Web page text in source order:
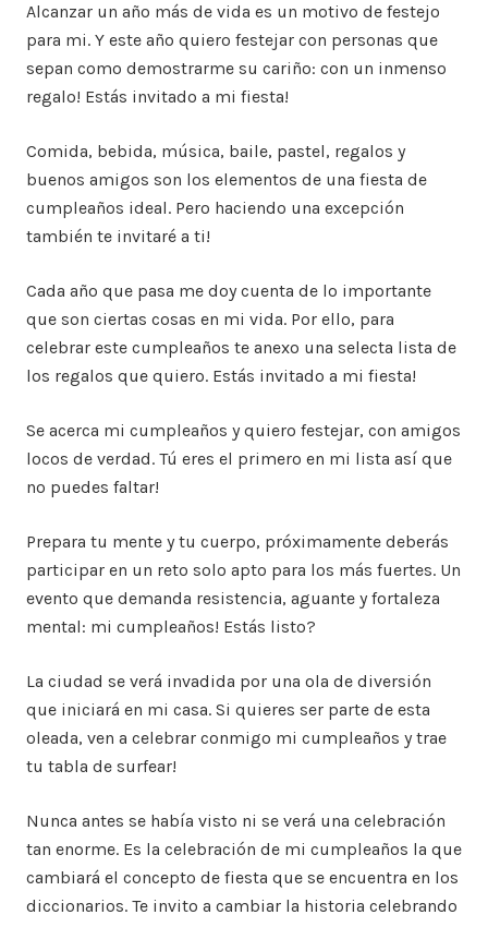
Alcanzar un año más de vida es un motivo de festejo
para mi. Y este año quiero festejar con personas que
sepan como demostrarme su cariño: con un inmenso
regalo! Estás invitado a mi fiesta!
Comida, bebida, música, baile, pastel, regalos y
buenos amigos son los elementos de una fiesta de
cumpleaños ideal. Pero haciendo una excepción
también te invitaré a ti!
Cada año que pasa me doy cuenta de lo importante
que son ciertas cosas en mi vida. Por ello, para
celebrar este cumpleaños te anexo una selecta lista de
los regalos que quiero. Estás invitado a mi fiesta!
Se acerca mi cumpleaños y quiero festejar, con amigos
locos de verdad. Tú eres el primero en mi lista así que
no puedes faltar!
Prepara tu mente y tu cuerpo, próximamente deberás
participar en un reto solo apto para los más fuertes. Un
evento que demanda resistencia, aguante y fortaleza
mental: mi cumpleaños! Estás listo?
La ciudad se verá invadida por una ola de diversión
que iniciará en mi casa. Si quieres ser parte de esta
oleada, ven a celebrar conmigo mi cumpleaños y trae
tu tabla de surfear!
Nunca antes se había visto ni se verá una celebración
tan enorme. Es la celebración de mi cumpleaños la que
cambiará el concepto de fiesta que se encuentra en los
diccionarios. Te invito a cambiar la historia celebrando